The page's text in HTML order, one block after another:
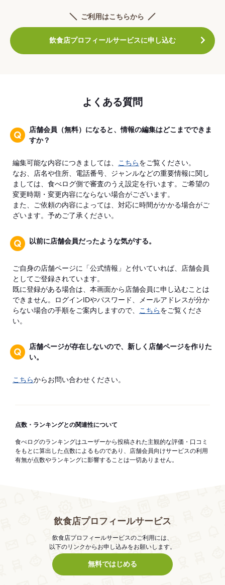
ご利用はこちらから
飲食店プロフィールサービスに申し込む
よくある質問
店舗会員（無料）になると、情報の編集はどこまでできま
すか？
編集可能な内容につきましては、 こちらをご覧ください。
なお、店名や住所、電話番号、ジャンルなどの重要情報に関し
ましては、食べログ側で審査のうえ設定を行います。ご希望の
変更時期・変更内容にならない場合がございます。
また、ご依頼の内容によっては、対応に時間がかかる場合がご
ざいます。予めご了承ください。
以前に店舗会員だったような気がする。
ご自身の店舗ページに「公式情報」と付いていれば、店舗会員
としてご登録されています。
既に登録がある場合は、本画面から店舗会員に申し込むことは
できません。ログインIDやパスワード、メールアドレスが分か
らない場合の手順をご案内しますので、
こちらをご覧くださ
い。
店舗ページが存在しないので、新しく店舗ページを作りた
い。
こちらからお問い合わせください。
点数・ランキングとの関連性について
食べログのランキングはユーザーから投稿された主観的な評価・口コミ
をもとに算出した点数によるものであり、店舗会員向けサービスの利用
有無が点数やランキングに影響することは一切ありません。
飲食店プロフィールサービス
飲食店プロフィールサービスのご利用には、
以下のリンクからお申し込みをお願いします。
無料ではじめる